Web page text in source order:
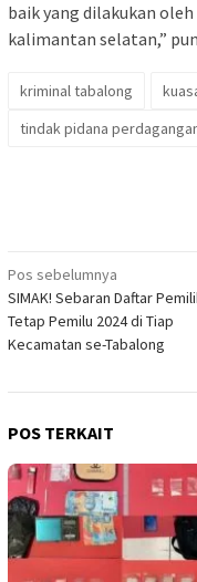
baik yang dilakukan
kalimantan selatan,”
kriminal tabalong
tindak pidana
Navigasi
pos
Pos sebelumnya
SIMAK! Sebaran Daftar
Tetap Pemilu 2024 di Tiap
Kecamatan se-Tabalong
POS TERKAIT